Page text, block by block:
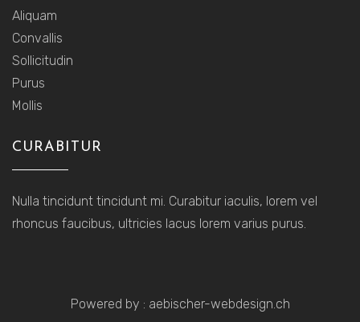
Aliquam
Convallis
Sollicitudin
Purus
Mollis
CURABITUR
Nulla tincidunt tincidunt mi. Curabitur iaculis, lorem vel
rhoncus faucibus, ultricies lacus lorem varius purus.
Powered by : aebischer-webdesign.ch